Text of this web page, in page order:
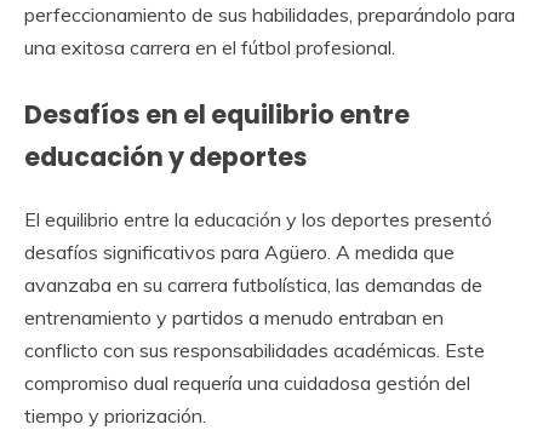
perfeccionamiento de sus habilidades, preparándolo para
una exitosa carrera en el fútbol profesional.
Desafíos en el equilibrio entre
educación y deportes
El equilibrio entre la educación y los deportes presentó
desafíos significativos para Agüero. A medida que
avanzaba en su carrera futbolística, las demandas de
entrenamiento y partidos a menudo entraban en
conflicto con sus responsabilidades académicas. Este
compromiso dual requería una cuidadosa gestión del
tiempo y priorización.